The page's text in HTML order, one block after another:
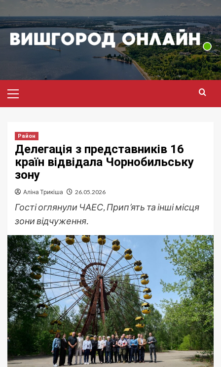
до
вмісту
меню
Район
Делегація з представників 16
країн відвідала Чорнобильську
зону
Аліна Трикіша 26.05.2026
Гості оглянули ЧАЕС, Прип’ять та інші місця
зони відчуження.